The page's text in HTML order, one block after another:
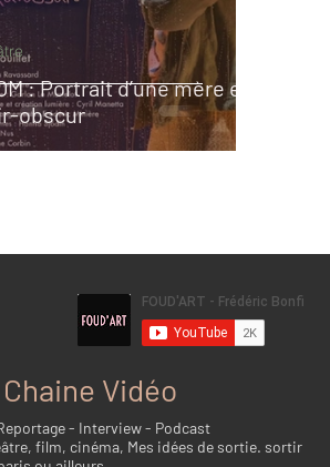
: Portrait d’une mère en
obscur
Vidéo
- Interview - Podcast
film, cinéma, Mes idées de sortie. sortir